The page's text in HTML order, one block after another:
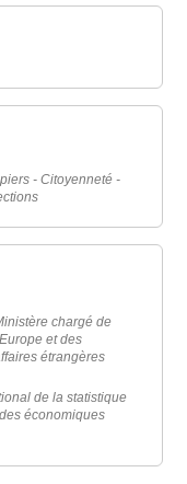
- Citoyenneté -
chargé de
et des
étrangères
de la statistique
économiques